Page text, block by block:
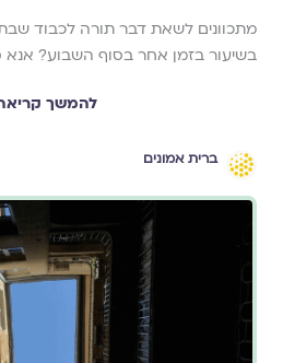
מתכוונים לשאת דבר תורה לכבוד
בשיעור בזמן אחר בסוף השבוע? אנא
להמשך קריאה
ברית אמונים